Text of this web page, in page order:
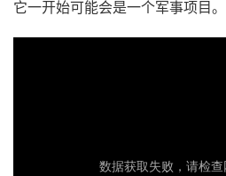
它一开始可能会是一个军事项目。